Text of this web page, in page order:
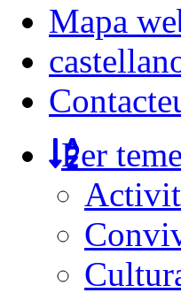
Mapa
Per